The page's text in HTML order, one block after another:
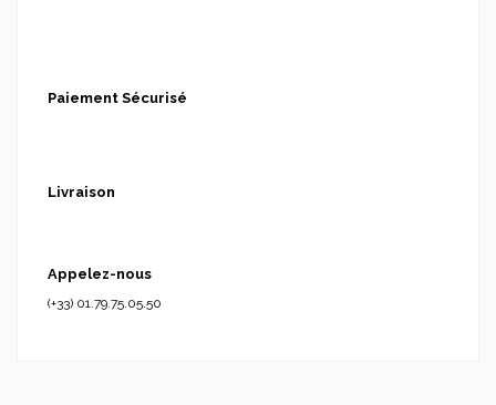
Paiement Sécurisé
Livraison
Appelez-nous
(+33) 01.79.75.05.50